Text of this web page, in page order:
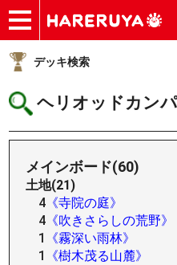
ショップ
買取
記事
デッキ検索
デッキ構築
選手一覧
店舗一覧
イベント
ヘルプ
お問い合わせ ログ
デッキ検索
ヘリオッドカン
メインボード(60)
土地(21)
4 《寺院の庭》
4 《吹きさらしの荒野》
1
《霧深い雨林》
1
《樹木茂る山麓》